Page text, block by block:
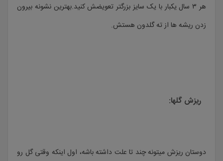
هر ۳ سال یکبار با یک سایز بزرگتر تعویضش کنید.بهترین نشونه بیرون
زدن ریشه ها از ته گلدون هستش.
ریزش گلها:
دوستان ریزش میتونه چند تا علت داشته باشه، اول اینکه وقتی گل رو